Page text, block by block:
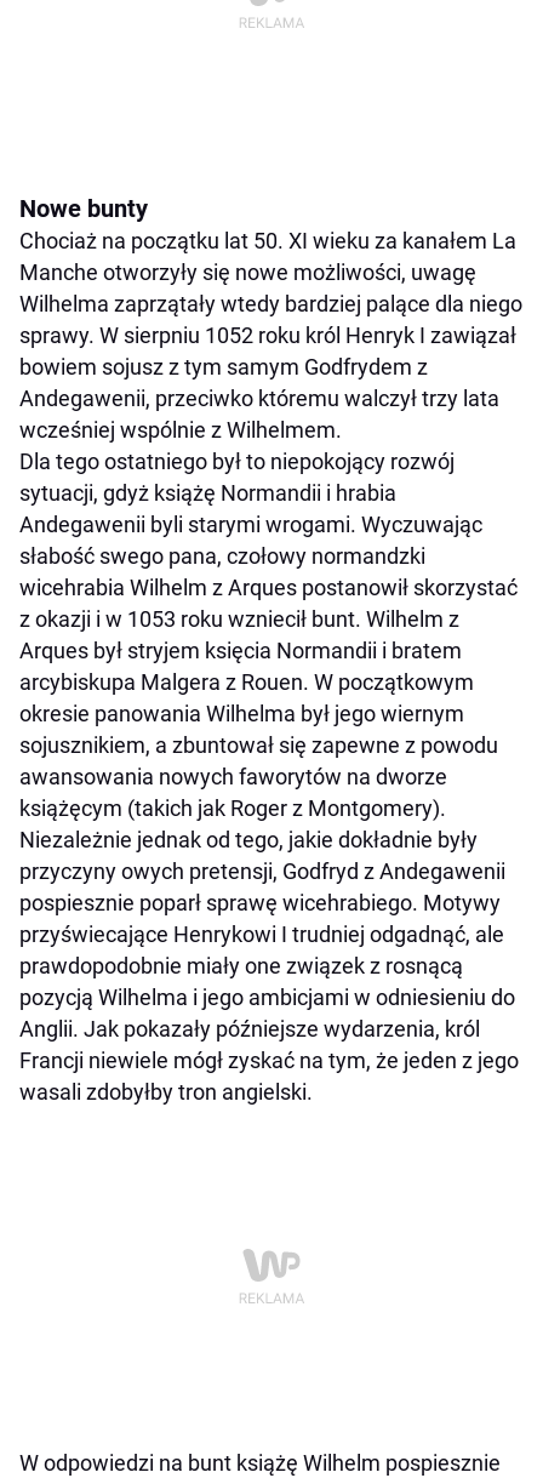
Nowe bunty
Chociaż na początku lat 50. XI wieku za kanałem La
Manche otworzyły się nowe możliwości, uwagę
Wilhelma zaprzątały wtedy bardziej palące dla niego
sprawy. W sierpniu 1052 roku król Henryk I zawiązał
bowiem sojusz z tym samym Godfrydem z
Andegawenii, przeciwko któremu walczył trzy lata
wcześniej wspólnie z Wilhelmem.
Dla tego ostatniego był to niepokojący rozwój
sytuacji, gdyż książę Normandii i hrabia
Andegawenii byli starymi wrogami. Wyczuwając
słabość swego pana, czołowy normandzki
wicehrabia Wilhelm z Arques postanowił skorzystać
z okazji i w 1053 roku wzniecił bunt. Wilhelm z
Arques był stryjem księcia Normandii i bratem
arcybiskupa Malgera z Rouen. W początkowym
okresie panowania Wilhelma był jego wiernym
sojusznikiem, a zbuntował się zapewne z powodu
awansowania nowych faworytów na dworze
książęcym (takich jak Roger z Montgomery).
Niezależnie jednak od tego, jakie dokładnie były
przyczyny owych pretensji, Godfryd z Andegawenii
pospiesznie poparł sprawę wicehrabiego. Motywy
przyświecające Henrykowi I trudniej odgadnąć, ale
prawdopodobnie miały one związek z rosnącą
pozycją Wilhelma i jego ambicjami w odniesieniu do
Anglii. Jak pokazały późniejsze wydarzenia, król
Francji niewiele mógł zyskać na tym, że jeden z jego
wasali zdobyłby tron angielski.
W odpowiedzi na bunt książę Wilhelm pospiesznie